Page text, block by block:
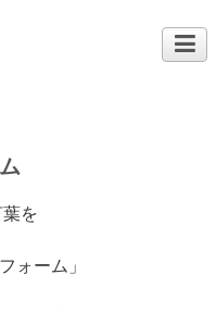
を
ォーム」